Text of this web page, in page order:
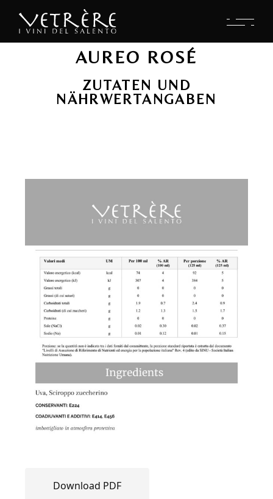
AUREO ROSÉ
ZUTATEN UND
NÄHRWERTANGABEN
Download PDF